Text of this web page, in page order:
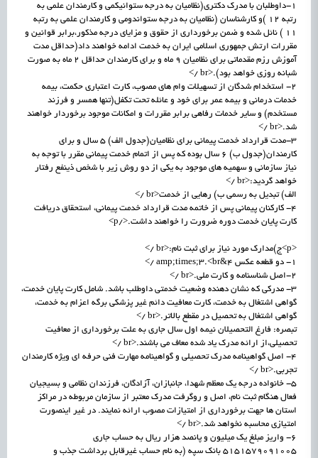
1-داوطلبان با مدرک دکتری(نظامیان به درجه ستوانیکمی و کارمندان علمی به
رتبه 12 )و کارشناسان (نظامیان به درجه ستواندومی و کارمندان علمی به رتبه
11 ) نائل شده و ضمن برخورداری از حقوق و مزایای درجه مذکور،برابر قوانین و
مقررات ارتش جمهوری اسلامی ایران به خدمت ادامه خواهند داد(حداقل مدت
آموزش رزم مقدماتی برای نظامیان 9 ماه و برای کارمندان حداقل 2 ماه به صورت
شبانه روزی خواهد بود).<br />
2- استخدام شدگان از تسهیلات وام های مصوب، کارت اعتباری حکمت، بیمه
خدمات درمانی و بیمه عمر برای خود و عائله تحت تکفل(تنها همسر و فرزند
مستخدم) و سایر خدمات رفاهی برابر مقررات و امکانات موجود برخوردار خواهند
شد.<br />
3-مدت قرارداد خدمت پیمانی برای نظامیان(جدول الف) 5 سال و برای
کارمندان(جدول ب) 6 سال بوده که پس از اتمام خدمت پیمانی مقرر با توجه به
نیاز سازمانی و سهمیه های موجود به یکی از دو روش زیر با شخص ذینفع رفتار
خواهد گردید:<br />
الف) تبدیل به رسمی ب) رهایی از خدمت<br />
4- کارکنان پیمانی پس از خاتمه مدت قرارداد خدمت پیمانی، استحقاق دریافت
کارت پایان خدمت دوره ضرورت را خواهند داشت.</p>
<p>ج)مدارک مورد نیاز برای ثبت نام:<br />
1- دو قطعه عکس 4&amp;times;3.<br />
2-اصل شناسنامه و کارت ملی.<br />
3- مدرکی که نشان دهنده وضعیت خدمتی داوطلب باشد. شامل کارت پایان خدمت،
گواهی اشتغال به خدمت، کارت معافیت دائم غیر پزشکی برگه اعزام به خدمت،
گواهی اشتغال به تحصیل در مقطع بالاتر.<br />
تبصره: فارغ التحصیلان نیمه اول سال جاری به علت برخورداری از معافیت
تحصیلی،از ارائه مدرک یاد شده معاف می باشند.<br />
4- اصل گواهینامه مدرک تحصیلی و گواهینامه مهارت فنی حرفه ای ویژه کارمندان
تجربی.<br />
5- خانواده درجه یک معظم شهدا، جانبازان، آزادگان، فرزندان نظامی و بسیجیان
فعال هنگام ثبت نام، اصل و روگرفت مدرک معتبر از سازمان مربوطه در مراکز
استان ها جهت برخورداری از امتیازات مصوب ارائه نمایند. در غیر اینصورت
امتیازی محاسبه نخواهد شد.<br />
6- واریز مبلغ یک میلیون و پانصد هزار ریال به حساب جاری
5151579091005 بانک سپه (به نام حساب غیرقابل برداشت جذب و